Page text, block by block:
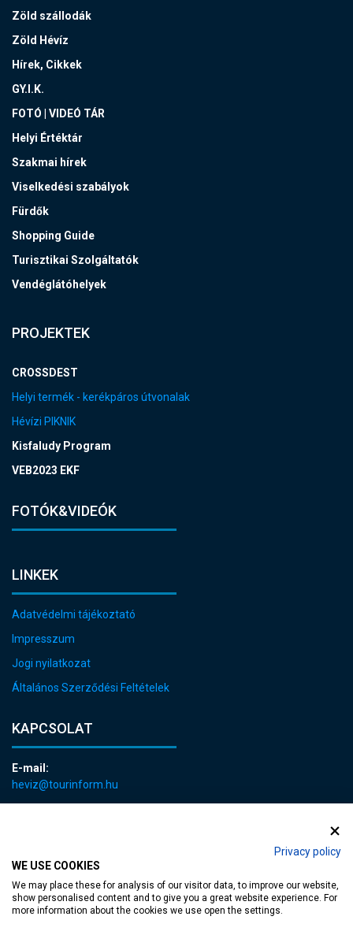
Privacy policy
WE USE COOKIES
We may place these for analysis of our visitor data, to improve our website,
show personalised content and to give you a great website experience. For
more information about the cookies we use open the settings.
Zöld szállodák
Zöld Hévíz
Hírek, Cikkek
GY.I.K.
FOTÓ | VIDEÓ TÁR
Helyi Értéktár
Szakmai hírek
Viselkedési szabályok
Fürdők
Shopping Guide
Turisztikai Szolgáltatók
Vendéglátóhelyek
PROJEKTEK
CROSSDEST
Helyi termék - kerékpáros útvonalak
Hévízi PIKNIK
Kisfaludy Program
VEB2023 EKF
FOTÓK&VIDEÓK
LINKEK
Adatvédelmi tájékoztató
Impresszum
Jogi nyilatkozat
Általános Szerződési Feltételek
KAPCSOLAT
E-mail:
heviz@tourinform.hu